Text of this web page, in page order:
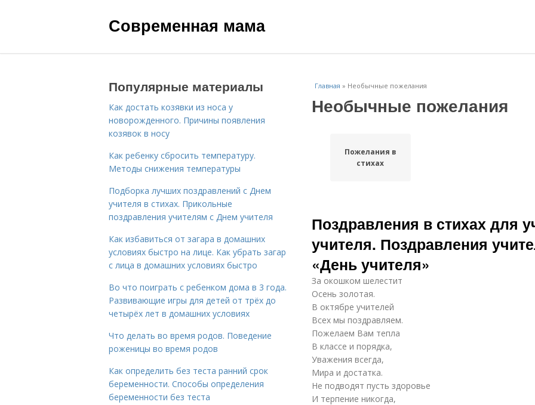
Современная мама
Главная » Необычные пожелания
Необычные пожелания
Пожелания в
стихах
Поздравления в стихах для
учителя. Поздравления
«День учителя»
За окошком шелестит
Осень золотая.
В октябре учителей
Всех мы поздравляем.
Пожелаем Вам тепла
В классе и порядка,
Уважения всегда,
Мира и достатка.
Не подводят пусть здоровье
И терпение никогда,
Популярные материалы
Как достать козявки из носа у
новорожденного. Причины появления
козявок в носу
Как ребенку сбросить температуру.
Методы снижения температуры
Подборка лучших поздравлений с Днем
учителя в стихах. Прикольные
поздравления учителям с Днем учителя
Как избавиться от загара в домашних
условиях быстро на лице. Как убрать загар
с лица в домашних условиях быстро
Во что поиграть с ребенком дома в 3 года.
Развивающие игры для детей от трёх до
четырёх лет в домашних условиях
Что делать во время родов. Поведение
роженицы во время родов
Как определить без теста ранний срок
беременности. Способы определения
беременности без теста